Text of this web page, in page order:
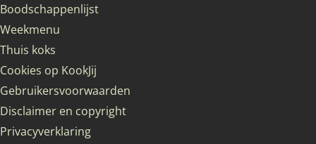
Boodschappenlijst
Weekmenu
Thuis koks
Cookies op KookJij
Gebruikersvoorwaarden
Disclaimer en copyright
Privacyverklaring